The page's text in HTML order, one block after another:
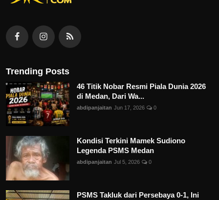
Trending Posts
46 Titik Nobar Resmi Piala Dunia 2026
di Medan, Dari Wa...
abdipanjaitan Jun 17, 2026 0
Kondisi Terkini Mamek Sudiono
Legenda PSMS Medan
abdipanjaitan Jul 5, 2026 0
PSMS Takluk dari Persebaya 0-1, Ini